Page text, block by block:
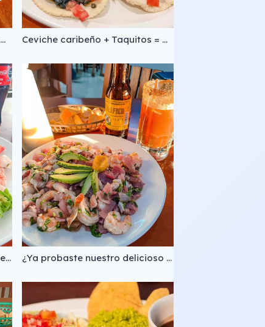
También tenemos paquetes familiares a domicilio, consulta precios y detalles en: www.tacoloco.menu Ceviche caribeño + Taquitos = 🤤❤️
El clásico de clásicos, nuestro exquisito ceviche tradicional, disfrútalo con crema de ajo 😋 ¿Ya probaste nuestro delicioso ceviche caribeño? 🤤